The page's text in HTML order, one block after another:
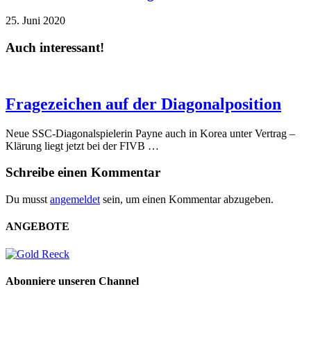
25. Juni 2020
Auch interessant!
Fragezeichen auf der Diagonalposition
Neue SSC-Diagonalspielerin Payne auch in Korea unter Vertrag –
Klärung liegt jetzt bei der FIVB …
Schreibe einen Kommentar
Du musst angemeldet sein, um einen Kommentar abzugeben.
ANGEBOTE
Abonniere unseren Channel